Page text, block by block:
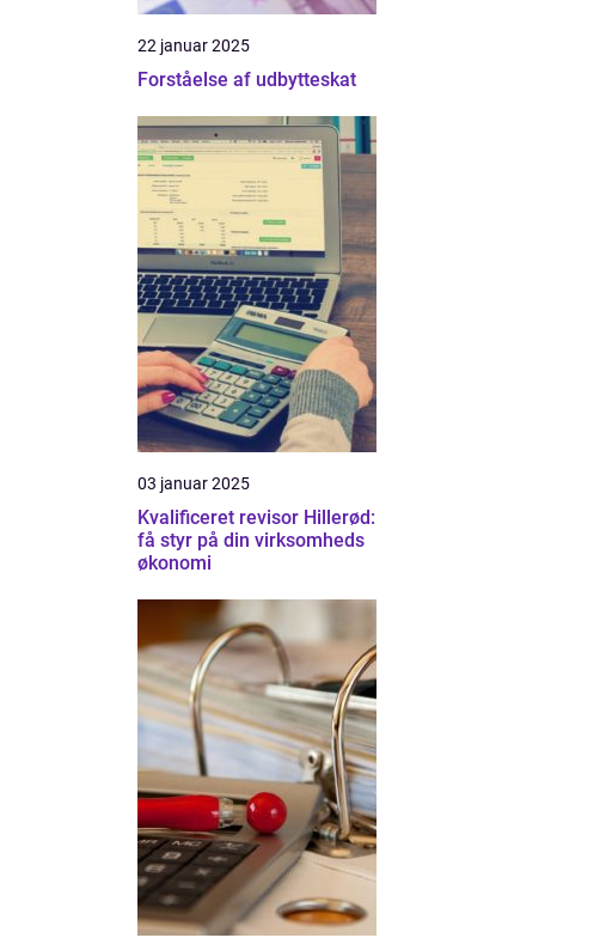
22 januar 2025
Forståelse af udbytteskat
03 januar 2025
Kvalificeret revisor Hillerød:
få styr på din virksomheds
økonomi